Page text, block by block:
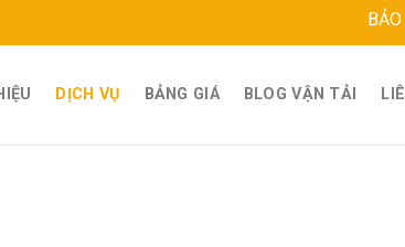
BẢO KHANG
DỊCH VỤ BẢNG GIÁ BLOG VẬN TẢI